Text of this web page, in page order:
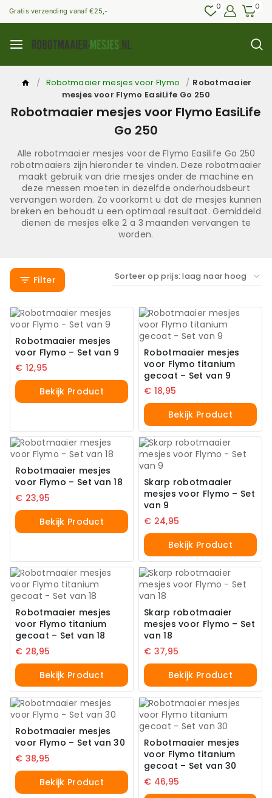
Gratis verzending vanaf €25,- 0 0
/ Robotmaaier mesjes voor Flymo / Robotmaaier
mesjes voor Flymo EasiLife Go 250
Robotmaaier mesjes voor Flymo EasiLife
Go 250
Alle robotmaaier mesjes voor de Flymo Easilife Go 250
robotmaaiers zijn hieronder te vinden. Deze robotmaaier
maakt gebruik van drie mesjes onder de machine en
deze messen moeten in dezelfde onderhoudsbeurt
vervangen worden. Zo voorkomt u dat de mesjes kunnen
breken en behoudt u een optimaal resultaat. Gemiddeld
dienen de mesjes elke 2 a 3 maanden vervangen te
worden.
Filter
Robotmaaier mesjes
voor Flymo – Set van 9
€ 12,95
Bekijk Product
Robotmaaier mesjes
voor Flymo titanium
gecoat – Set van 9
€ 18,95
Bekijk Product
Robotmaaier mesjes
voor Flymo – Set van 18
€ 23,95
Bekijk Product
Skarp robotmaaier
mesjes voor Flymo – Set
van 9
€ 24,95
Bekijk Product
Robotmaaier mesjes
voor Flymo titanium
gecoat – Set van 18
€ 28,95
Bekijk Product
Skarp robotmaaier
mesjes voor Flymo – Set
van 18
€ 37,95
Bekijk Product
Robotmaaier mesjes
voor Flymo – Set van 30
€ 38,95
Bekijk Product
Robotmaaier mesjes
voor Flymo titanium
gecoat – Set van 30
€ 46,95